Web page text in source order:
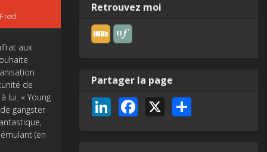
Fred
aux
de
lui. « Young
gangster
(en
Retrouvez moi
Partager la page
Li
X